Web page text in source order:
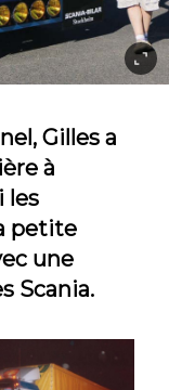
Gilles a
à
les
petite
une
Scania.